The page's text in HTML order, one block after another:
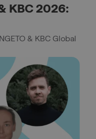
KBC 2026:
& KBC Global